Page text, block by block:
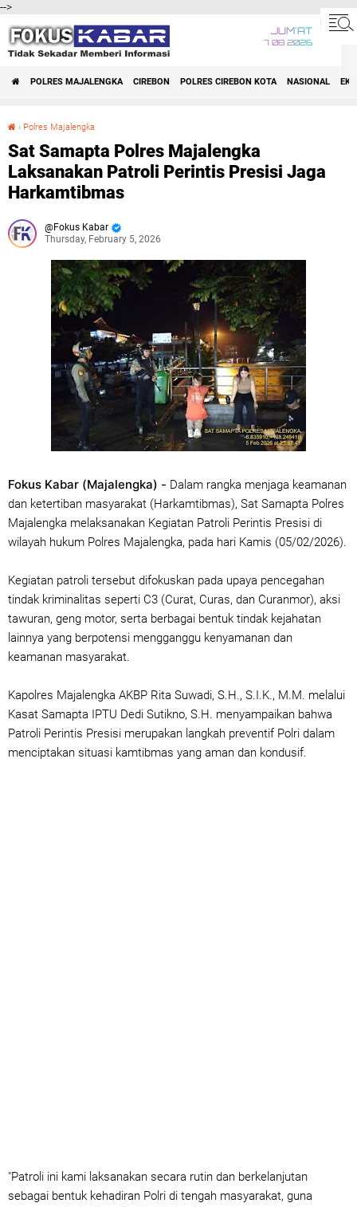
-->
JUM'AT
7 08 2026
POLRES MAJALENGKA CIREBON POLRES CIREBON KOTA NASIONAL
› Polres Majalengka
Sat Samapta Polres Majalengka
Laksanakan Patroli Perintis Presisi Jaga
Harkamtibmas
Fokus Kabar
Thursday, February 5, 2026
Fokus Kabar (Majalengka) - Dalam rangka menjaga keamanan
dan ketertiban masyarakat (Harkamtibmas), Sat Samapta Polres
Majalengka melaksanakan Kegiatan Patroli Perintis Presisi di
wilayah hukum Polres Majalengka, pada hari Kamis (05/02/2026).
Kegiatan patroli tersebut difokuskan pada upaya pencegahan
tindak kriminalitas seperti C3 (Curat, Curas, dan Curanmor), aksi
tawuran, geng motor, serta berbagai bentuk tindak kejahatan
lainnya yang berpotensi mengganggu kenyamanan dan
keamanan masyarakat.
Kapolres Majalengka AKBP Rita Suwadi, S.H., S.I.K., M.M. melalui
Kasat Samapta IPTU Dedi Sutikno, S.H. menyampaikan bahwa
Patroli Perintis Presisi merupakan langkah preventif Polri dalam
menciptakan situasi kamtibmas yang aman dan kondusif.
"Patroli ini kami laksanakan secara rutin dan berkelanjutan
sebagai bentuk kehadiran Polri di tengah masyarakat, guna